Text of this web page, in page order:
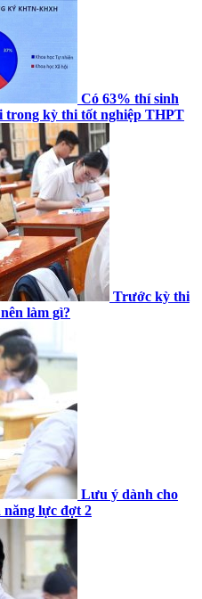
Có 63% thí sinh
trong kỳ thi tốt nghiệp THPT
Trước kỳ thi
làm gì?
Lưu ý dành cho
năng lực đợt 2